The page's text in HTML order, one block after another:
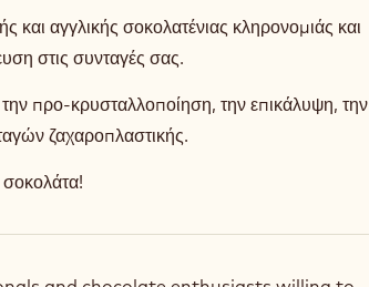
και αγγλικής σοκολατένιας κληρονομιάς και
στις συνταγές σας.
προ-κρυσταλλοποίηση, την επικάλυψη, την
ζαχαροπλαστικής.
σοκολάτα!